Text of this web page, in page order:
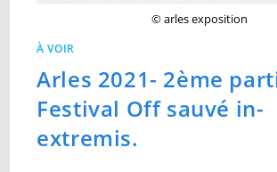
© arles exposition
À VOIR
Arles 2021- 2ème
Festival Off sauvé in-
extremis.